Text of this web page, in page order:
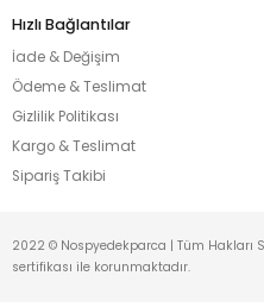
Hızlı Bağlantılar
İade & Değişim
Ödeme & Teslimat
Gizlilik Politikası
Kargo & Teslimat
Sipariş Takibi
2022 © Nospyedekparca | Tüm Hakları
sertifikası ile korunmaktadır.